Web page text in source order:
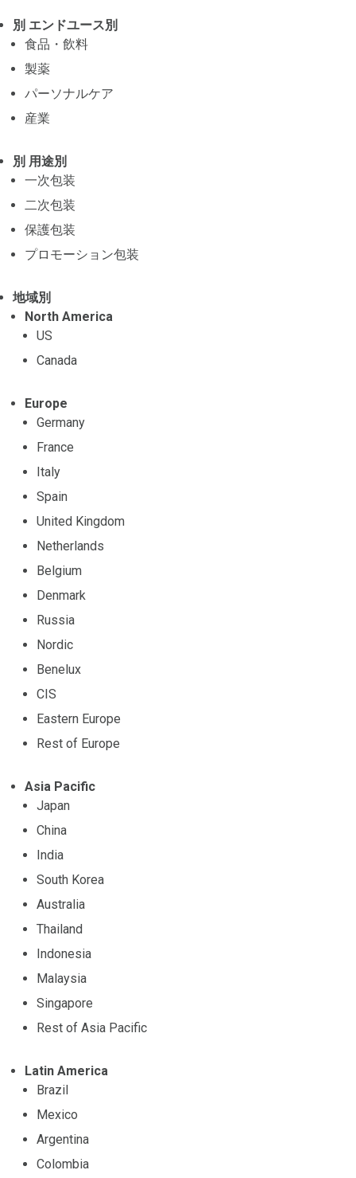
別 エンドユース別
食品・飲料
製薬
パーソナルケア
産業
別 用途別
一次包装
二次包装
保護包装
プロモーション包装
地域別
North America
US
Canada
Europe
Germany
France
Italy
Spain
United Kingdom
Netherlands
Belgium
Denmark
Russia
Nordic
Benelux
CIS
Eastern Europe
Rest of Europe
Asia Pacific
Japan
China
India
South Korea
Australia
Thailand
Indonesia
Malaysia
Singapore
Rest of Asia Pacific
Latin America
Brazil
Mexico
Argentina
Colombia